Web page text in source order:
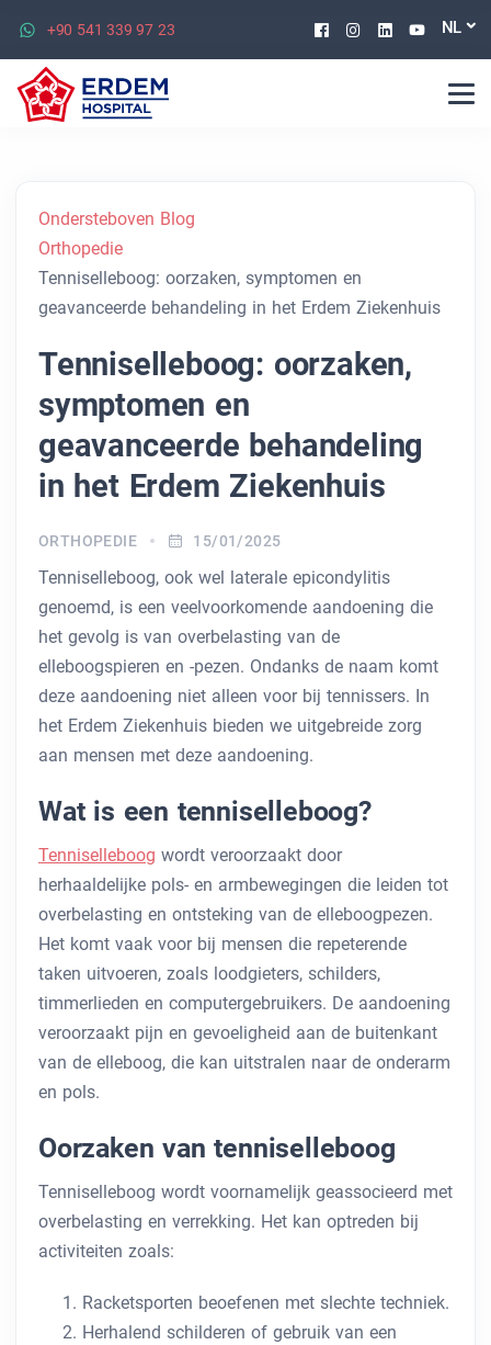
+90 541 339 97 23 Facebook
Instagram
Linkedin
NL
Ondersteboven Blog
Orthopedie
Tenniselleboog: oorzaken, symptomen en
geavanceerde behandeling in het Erdem Ziekenhuis
Tenniselleboog: oorzaken,
symptomen en
geavanceerde behandeling
in het Erdem Ziekenhuis
ORTHOPEDIE 15/01/2025
Tenniselleboog, ook wel laterale epicondylitis
genoemd, is een veelvoorkomende aandoening die
het gevolg is van overbelasting van de
elleboogspieren en -pezen. Ondanks de naam komt
deze aandoening niet alleen voor bij tennissers. In
het Erdem Ziekenhuis bieden we uitgebreide zorg
aan mensen met deze aandoening.
Wat is een tenniselleboog?
Tenniselleboog wordt veroorzaakt door
herhaaldelijke pols- en armbewegingen die leiden tot
overbelasting en ontsteking van de elleboogpezen.
Het komt vaak voor bij mensen die repeterende
taken uitvoeren, zoals loodgieters, schilders,
timmerlieden en computergebruikers. De aandoening
veroorzaakt pijn en gevoeligheid aan de buitenkant
van de elleboog, die kan uitstralen naar de onderarm
en pols.
Oorzaken van tenniselleboog
Tenniselleboog wordt voornamelijk geassocieerd met
overbelasting en verrekking. Het kan optreden bij
activiteiten zoals:
Racketsporten beoefenen met slechte techniek.
Herhalend schilderen of gebruik van een